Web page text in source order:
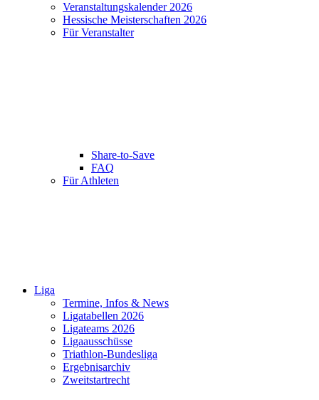
Veranstaltungskalender 2026
Hessische Meisterschaften 2026
Für Veranstalter
Share-to-Save
FAQ
Für Athleten
Liga
Termine, Infos & News
Ligatabellen 2026
Ligateams 2026
Ligaausschüsse
Triathlon-Bundesliga
Ergebnisarchiv
Zweitstartrecht